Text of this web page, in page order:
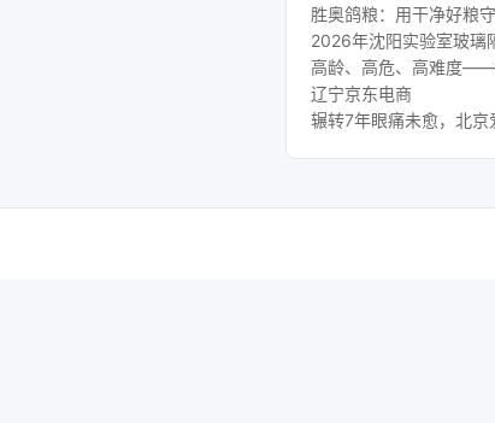
胜奥鸽粮：用干净好粮
2026年沈阳实验室玻璃
高龄、高危、高难度——
辽宁京东电商
辗转7年眼痛未愈，北京